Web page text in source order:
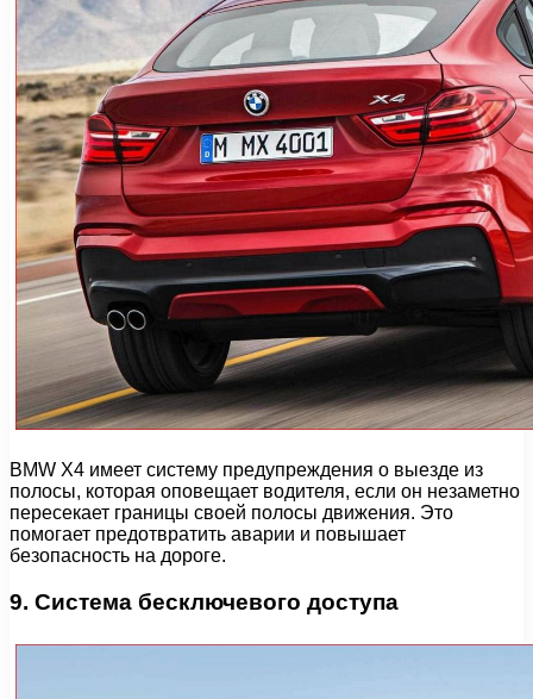
BMW X4 имеет систему предупреждения о выезде из
полосы, которая оповещает водителя, если он незаметно
пересекает границы своей полосы движения. Это
помогает предотвратить аварии и повышает
безопасность на дороге.
9. Система бесключевого доступа